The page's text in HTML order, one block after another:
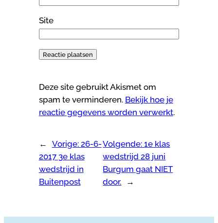
Site
Deze site gebruikt Akismet om
spam te verminderen. Bekijk hoe je
reactie gegevens worden verwerkt.
← Vorige: 26-6-
2017 3e klas
wedstrijd in
Buitenpost
Volgende:1e klas
wedstrijd 28 juni
Burgum gaat NIET
door.
→